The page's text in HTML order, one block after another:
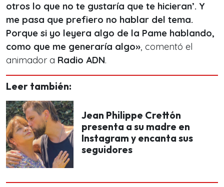
otros lo que no te gustaría que te hicieran’. Y
me pasa que prefiero no hablar del tema.
Porque si yo leyera algo de la Pame hablando,
como que me generaría algo», comentó el
animador a Radio ADN.
Leer también:
Jean Philippe Crettón
presenta a su madre en
Instagram y encanta sus
seguidores